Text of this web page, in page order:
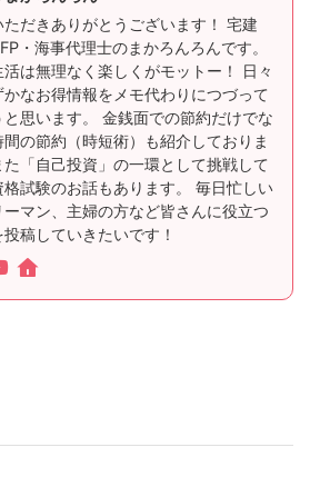
ただきありがとうございます！ 宅建
・海事代理士のまかろんろんです。
活は無理なく楽しくがモットー！ 日々
かなお得情報をメモ代わりにつづって
と思います。 金銭面での節約だけでな
間の節約（時短術）も紹介しておりま
た「自己投資」の一環として挑戦して
格試験のお話もあります。 毎日忙しい
ーマン、主婦の方など皆さんに役立つ
稿していきたいです！